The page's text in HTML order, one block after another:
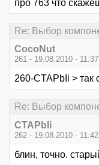
про 763 что
Re: Выбор
CocoNut
261 - 19.08.2010 - 11:37
260-CTAPbIi > так
Re: Выбор
CTAPbIi
262 - 19.08.2010 - 11:42
блин, точно.